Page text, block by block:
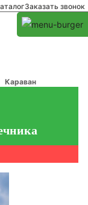
Заказать звонок
Караван